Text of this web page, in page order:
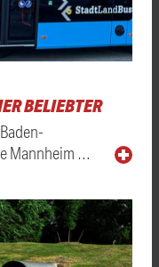
BELIEBTER
Mannheim …